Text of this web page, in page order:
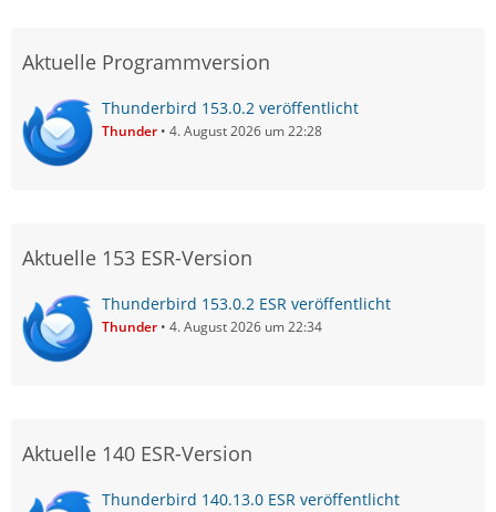
Aktuelle Programmversion
Thunderbird 153.0.2 veröffentlicht
Thunder 4. August 2026 um 22:28
Aktuelle 153 ESR-Version
Thunderbird 153.0.2 ESR veröffentlicht
Thunder 4. August 2026 um 22:34
Aktuelle 140 ESR-Version
Thunderbird 140.13.0 ESR veröffentlicht